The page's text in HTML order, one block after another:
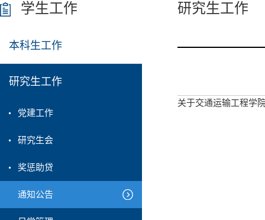
学生工作
本科生工作
研究生工作
党建工作
研究生会
奖惩助贷
通知公告
研究生工作
关于交通运输工程学